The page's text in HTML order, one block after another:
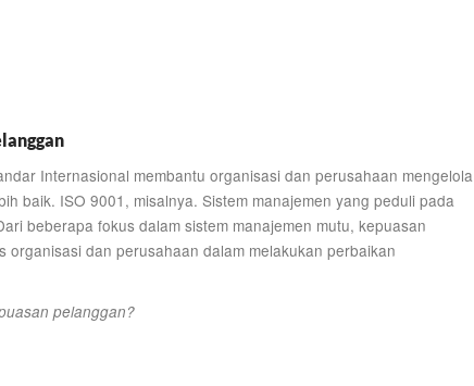
Internasional membantu organisasi dan perusahaan mengelola
baik. ISO 9001, misalnya. Sistem manajemen yang peduli pada
beberapa fokus dalam sistem manajemen mutu, kepuasan
organisasi dan perusahaan dalam melakukan perbaikan
pelanggan?